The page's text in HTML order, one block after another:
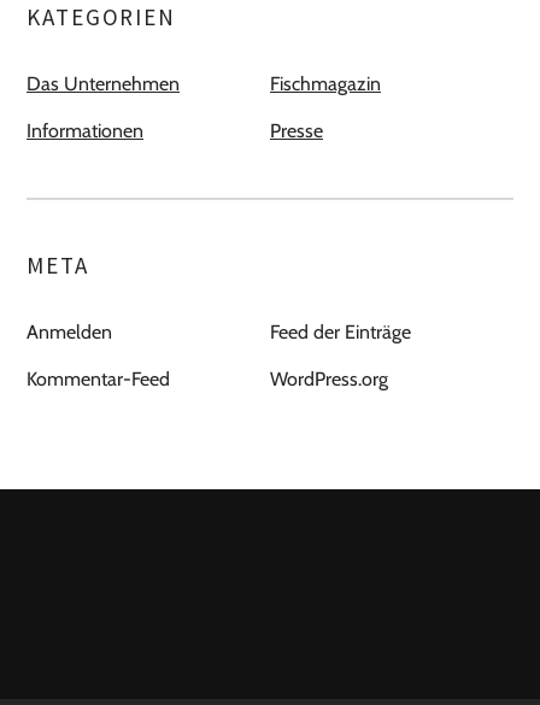
KATEGORIEN
Das Unternehmen Fischmagazin
Informationen Presse
META
Anmelden Feed der Einträge
Kommentar-Feed WordPress.org